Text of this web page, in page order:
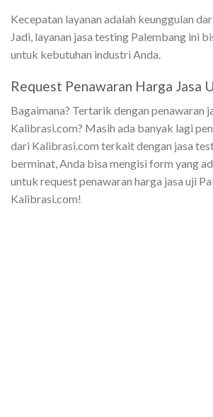
Kecepatan layanan adalah keunggulan
Jadi, layanan jasa testing Palembang ini
untuk kebutuhan industri Anda.
Request Penawaran Harga Jasa
Bagaimana? Tertarik dengan penawaran
Kalibrasi.com? Masih ada banyak lagi
dari Kalibrasi.com terkait dengan jasa
berminat, Anda bisa mengisi form yang
untuk request penawaran harga jasa uji
Kalibrasi.com!